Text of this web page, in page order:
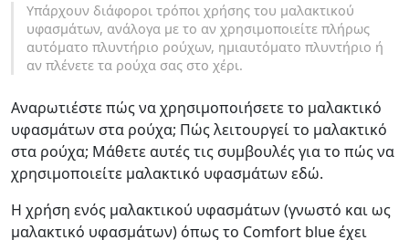
Υπάρχουν διάφοροι τρόποι χρήσης του μαλακτικού
υφασμάτων, ανάλογα με το αν χρησιμοποιείτε πλήρως
αυτόματο πλυντήριο ρούχων, ημιαυτόματο πλυντήριο ή
αν πλένετε τα ρούχα σας στο χέρι.
Αναρωτιέστε πώς να χρησιμοποιήσετε το μαλακτικό
υφασμάτων στα ρούχα; Πώς λειτουργεί το μαλακτικό
στα ρούχα; Μάθετε αυτές τις συμβουλές για το πώς να
χρησιμοποιείτε μαλακτικό υφασμάτων εδώ.
Η χρήση ενός μαλακτικού υφασμάτων (γνωστό και ως
μαλακτικό υφασμάτων) όπως το Comfort blueέχει